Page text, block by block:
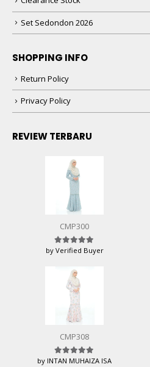
Set Sedondon 2026
SHOPPING INFO
Return Policy
Privacy Policy
REVIEW TERBARU
CMP300
Rated5 out of 5
by Verified Buyer
CMP308
Rated5out of 5
by INTAN MUHAIZA ISA